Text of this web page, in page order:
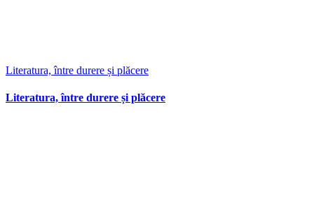
Literatura, între durere și plăcere
Literatura, între durere și plăcere